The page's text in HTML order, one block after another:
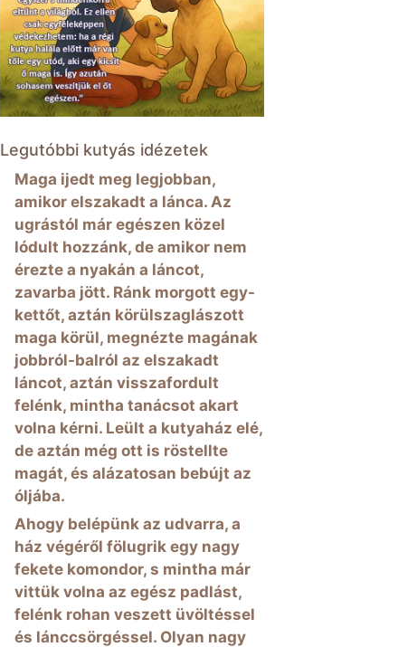
Legutóbbi kutyás idézetek
Maga ijedt meg legjobban,
amikor elszakadt a lánca. Az
ugrástól már egészen közel
lódult hozzánk, de amikor nem
érezte a nyakán a láncot,
zavarba jött. Ránk morgott egy-
kettőt, aztán körülszaglászott
maga körül, megnézte magának
jobbról-balról az elszakadt
láncot, aztán visszafordult
felénk, mintha tanácsot akart
volna kérni. Leült a kutyaház elé,
de aztán még ott is röstellte
magát, és alázatosan bebújt az
óljába.
Ahogy belépünk az udvarra, a
ház végéről fölugrik egy nagy
fekete komondor, s mintha már
vittük volna az egész padlást,
felénk rohan veszett üvöltéssel
és lánccsörgéssel. Olyan nagy